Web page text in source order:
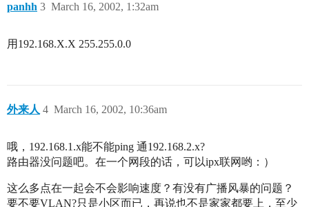
panhh March 16, 2002, 1:32am
3
用192.168.X.X 255.255.0.0
外来人 March 16, 2002, 10:36am
4
哦，192.168.1.x能不能ping 通192.168.2.x?
路由器没问题吧。在一个网段的话，可以ipx联网哟：）
这么多点在一起会不会影响速度？有没有广播风暴的问题？
要不要VLAN?只是小区而已，再说也不是家家都要上，至少